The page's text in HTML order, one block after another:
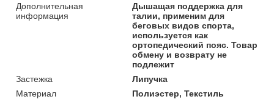
Дополнительная
информация
Дышащая поддержка для
талии, применим для
беговых видов спорта,
используется как
ортопедический пояс. Товар
обмену и возврату не
подлежит
Застежка
Липучка
Материал
Полиэстер, Текстиль